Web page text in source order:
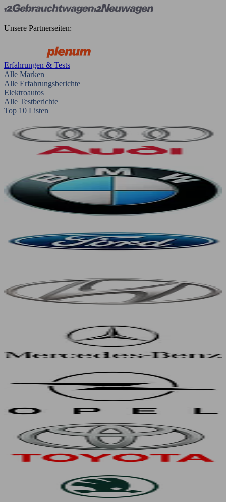
Unsere Partnerseiten:
Erfahrungen & Tests
Alle Marken
Alle Erfahrungsberichte
Elektroautos
Alle Testberichte
Top 10 Listen